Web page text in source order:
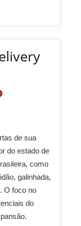
de sua
do estado de
como
galinhada,
O foco no
do